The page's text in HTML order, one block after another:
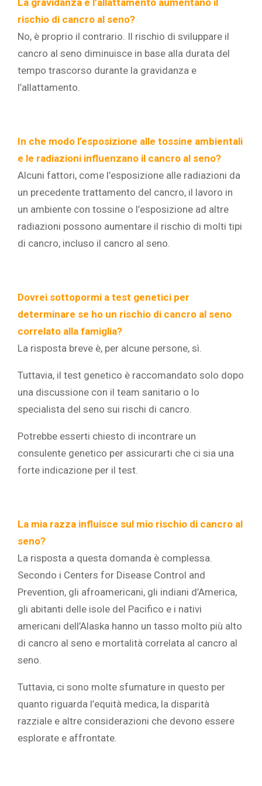
La gravidanza e l’allattamento aumentano il
rischio di cancro al seno?
No, è proprio il contrario. Il rischio di sviluppare il
cancro al seno diminuisce in base alla durata del
tempo trascorso durante la gravidanza e
l’allattamento.
In che modo l’esposizione alle tossine ambientali
e le radiazioni influenzano il cancro al seno?
Alcuni fattori, come l’esposizione alle radiazioni da
un precedente trattamento del cancro, il lavoro in
un ambiente con tossine o l’esposizione ad altre
radiazioni possono aumentare il rischio di molti tipi
di cancro, incluso il cancro al seno.
Dovrei sottopormi a test genetici per
determinare se ho un rischio di cancro al seno
correlato alla famiglia?
La risposta breve è, per alcune persone, sì.
Tuttavia, il test genetico è raccomandato solo dopo
una discussione con il team sanitario o lo
specialista del seno sui rischi di cancro.
Potrebbe esserti chiesto di incontrare un
consulente genetico per assicurarti che ci sia una
forte indicazione per il test.
La mia razza influisce sul mio rischio di cancro al
seno?
La risposta a questa domanda è complessa.
Secondo i Centers for Disease Control and
Prevention, gli afroamericani, gli indiani d’America,
gli abitanti delle isole del Pacifico e i nativi
americani dell’Alaska hanno un tasso molto più alto
di cancro al seno e mortalità correlata al cancro al
seno.
Tuttavia, ci sono molte sfumature in questo per
quanto riguarda l’equità medica, la disparità
razziale e altre considerazioni che devono essere
esplorate e affrontate.